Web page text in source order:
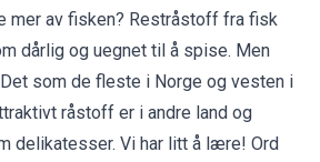
mer av fisken? Restråstoff fra fisk
dårlig og uegnet til å spise. Men
som de fleste i Norge og vesten i
råstoff er i andre land og
delikatesser. Vi har litt å lære! Ord